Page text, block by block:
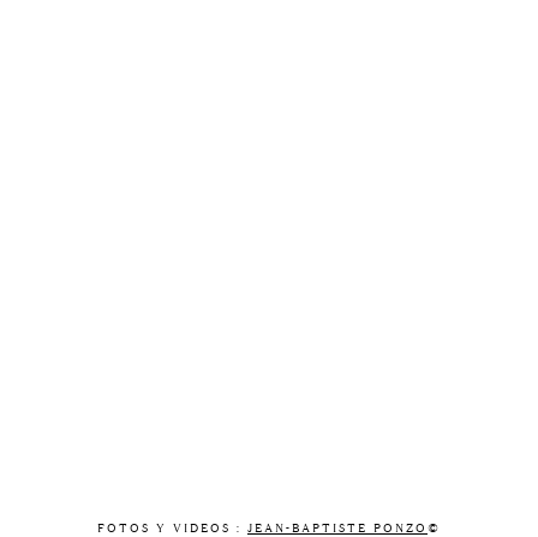
FOTOS Y VIDEOS : JEAN-BAPTISTE PONZO ©